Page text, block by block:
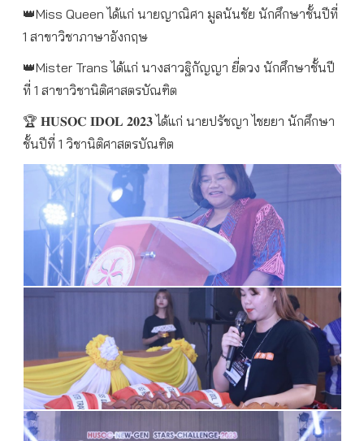
👑Miss Queen ได้แก่ นายญาณิศา มูลนันชัย นักศึกษาชั้นปีที่
1 สาขาวิชาภาษาอังกฤษ
👑Mister Trans ได้แก่ นางสาวฐิกัญญา ยี่ดวง นักศึกษาชั้นปี
ที่ 1 สาขาวิชานิติศาสตรบัณฑิต
🏆 𝐇𝐔𝐒𝐎𝐂​ 𝐈𝐃𝐎𝐋​ 𝟐𝟎𝟐𝟑 ได้แก่ นายปรัชญา​ ไชยยา นักศึกษา
ชั้นปีที่ 1 วิชานิติศาสตรบัณฑิต